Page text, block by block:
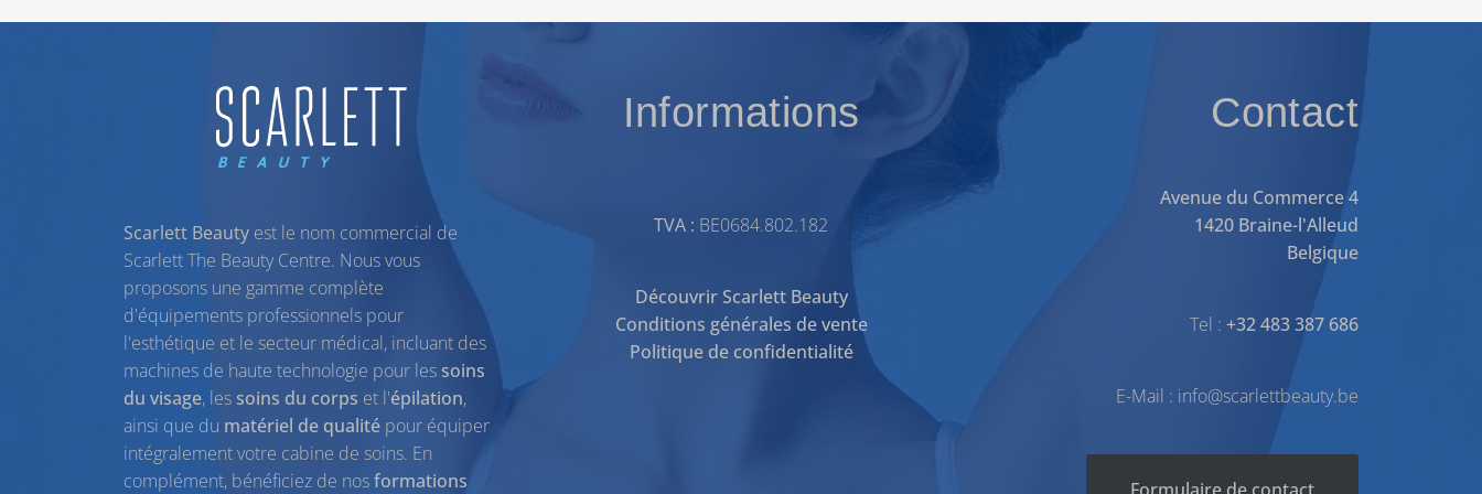
Scarlett Beauty est le nom commercial de
Scarlett The Beauty Centre. Nous vous
proposons une gamme complète
d'équipements professionnels pour
l'esthétique et le secteur médical, incluant des
machines de haute technologie pour lessoins
du visage, lessoins du corps et l'épilation,
ainsi que du matériel de qualité pour équiper
intégralement votre cabine de soins. En
complément, bénéficiez de nosformations
Informations
TVA : BE0684.802.182
Découvrir Scarlett Beauty
Conditions générales de vente
Politique de confidentialité
Contact
Avenue du Commerce 4
1420 Braine-l'Alleud
Belgique
Tel : +32 483 387 686
E-Mail : info@scarlettbeauty.be